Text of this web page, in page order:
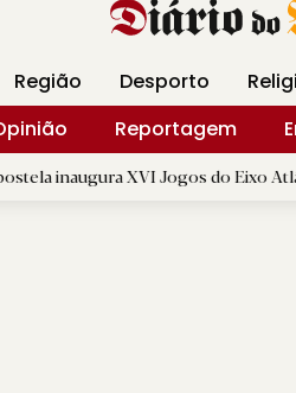
Região Desporto
Reportagem
XVI Jogos do Eixo Atlântico com